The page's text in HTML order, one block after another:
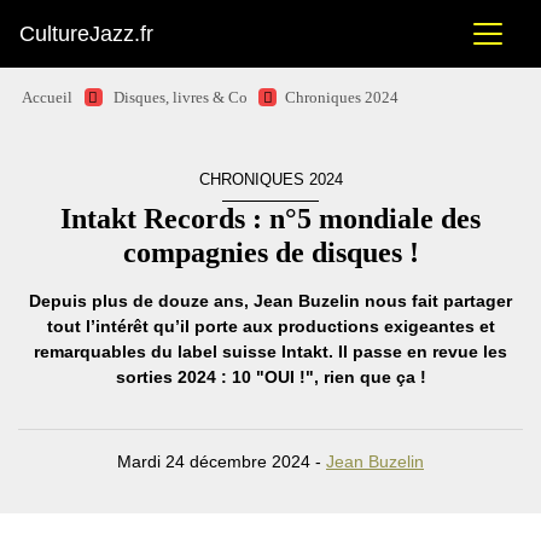
CultureJazz.fr
Accueil Disques, livres & Co Chroniques 2024
CHRONIQUES 2024
Intakt Records : n°5 mondiale des
compagnies de disques !
Depuis plus de douze ans, Jean Buzelin nous fait partager
tout l’intérêt qu’il porte aux productions exigeantes et
remarquables du label suisse Intakt. Il passe en revue les
sorties 2024 : 10 "OUI !", rien que ça !
Mardi 24 décembre 2024 - Jean Buzelin